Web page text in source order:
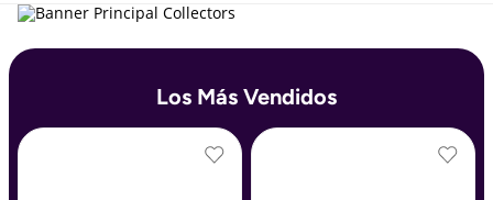
Los Más Vendidos